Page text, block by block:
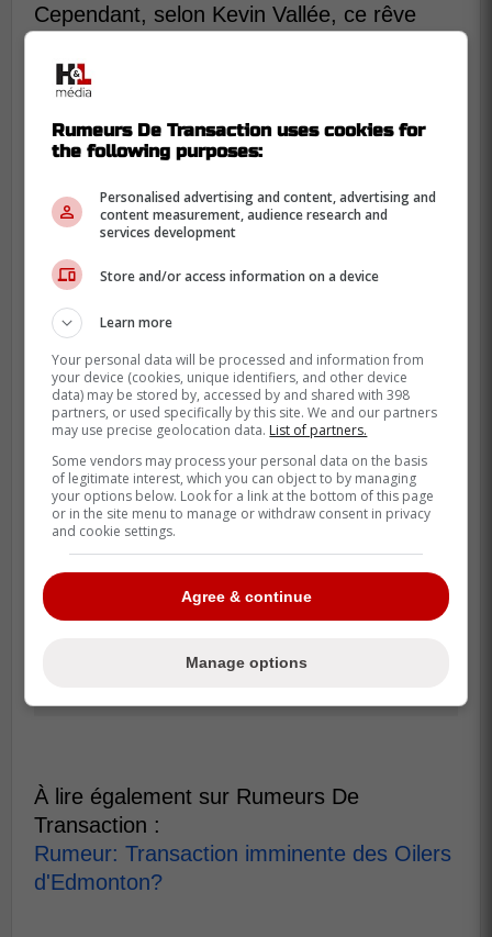
Cependant, selon Kevin Vallée, ce rêve
un contrat de 6 ans avec les Penguins, qu'il
a accepté pour ne pas le refuser,
renonçant ainsi à son rêve de jouer pour le
Canadien.
Avec encore quatre ans sur son contrat à
6,1 millions par an, Letang s'éloigne
probablement du Canadien pour de bon.
Crédit : DansLesCoulisses
Kris Letang et le moment précis où le rêve
de finir sa carrière à Montréal s'est éteint
À lire également sur Rumeurs De
Transaction :
Rumeur: Transaction imminente des Oilers
d'Edmonton?
Rumeurs De Transaction uses cookies for
the following purposes:
Personalised advertising and content, advertising and
content measurement, audience research and
services development
Store and/or access information on a device
Learn more
Your personal data will be processed and information from
your device (cookies, unique identifiers, and other device
data) may be stored by, accessed by and shared with 398
partners, or used specifically by this site. We and our partners
may use precise geolocation data. List of partners.
Some vendors may process your personal data on the basis
of legitimate interest, which you can object to by managing
your options below. Look for a link at the bottom of this page
or in the site menu to manage or withdraw consent in privacy
and cookie settings.
Agree & continue
Manage options